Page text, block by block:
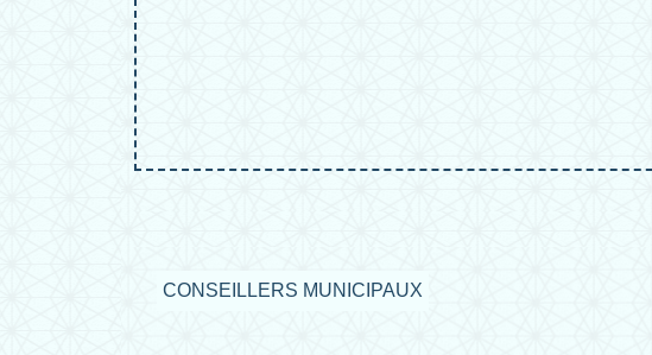
CONSEILLERS MUNICIPAUX